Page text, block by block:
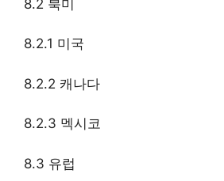
8.2 북미
8.2.1 미국
8.2.2 캐나다
8.2.3 멕시코
8.3 유럽